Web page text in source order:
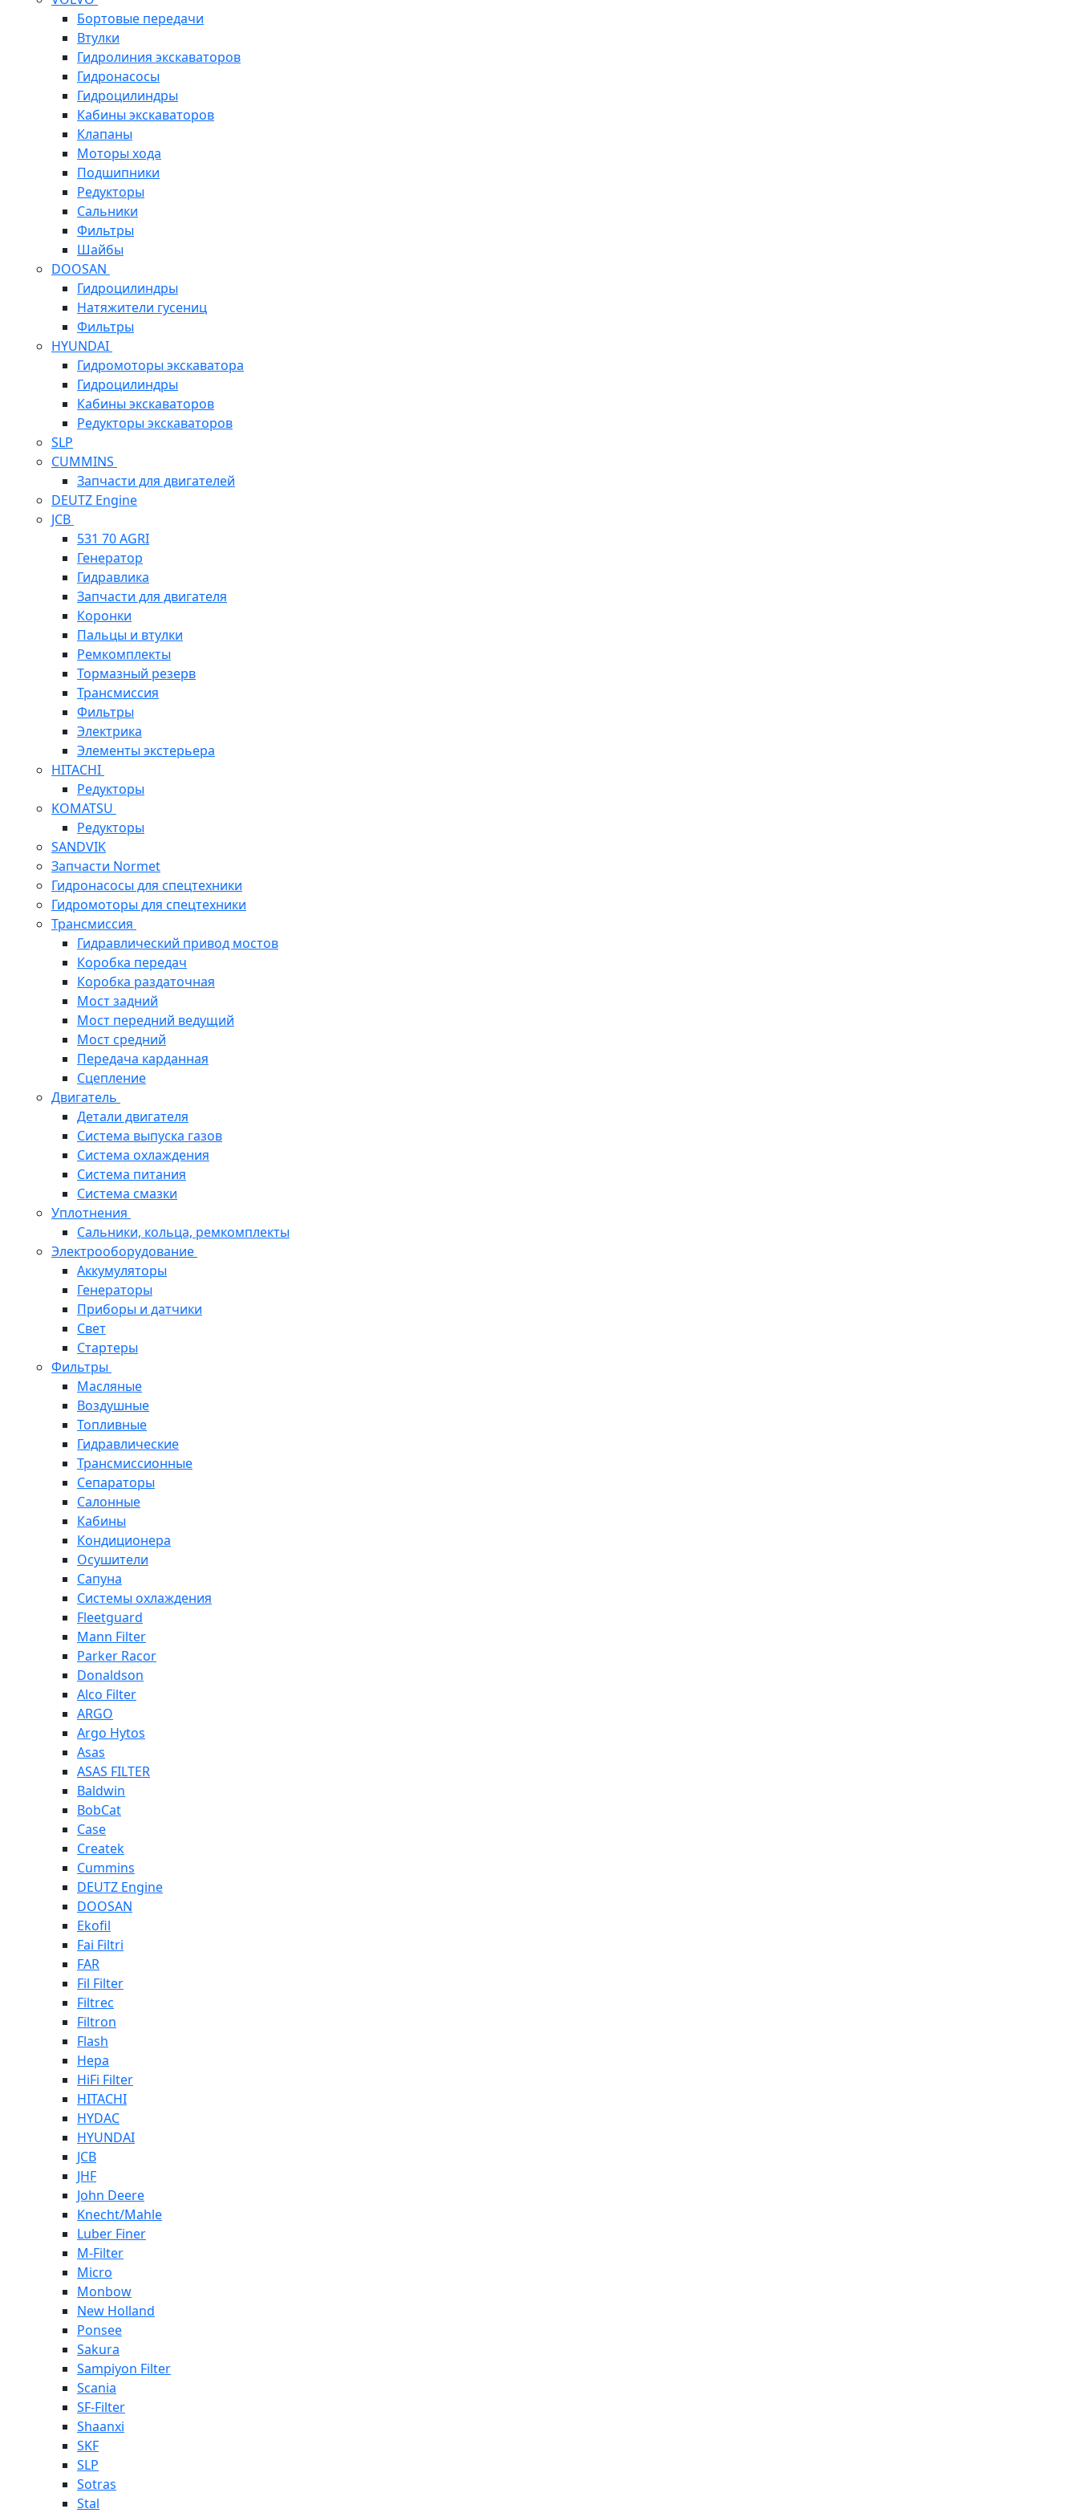
Бортовые передачи
Втулки
Гидролиния экскаваторов
Гидронасосы
Гидроцилиндры
Кабины экскаваторов
Клапаны
Моторы хода
Подшипники
Редукторы
Сальники
Фильтры
Шайбы
DOOSAN
Гидроцилиндры
Натяжители гусениц
Фильтры
HYUNDAI
Гидромоторы экскаватора
Гидроцилиндры
Кабины экскаваторов
Редукторы экскаваторов
SLP
CUMMINS
Запчасти для двигателей
DEUTZ Engine
JCB
531 70 AGRI
Генератор
Гидравлика
Запчасти для двигателя
Коронки
Пальцы и втулки
Ремкомплекты
Тормазный резерв
Трансмиссия
Фильтры
Электрика
Элементы экстерьера
HITACHI
Редукторы
KOMATSU
Редукторы
SANDVIK
Запчасти Normet
Гидронасосы для спецтехники
Гидромоторы для спецтехники
Трансмиссия
Гидравлический привод мостов
Коробка передач
Коробка раздаточная
Мост задний
Мост передний ведущий
Мост средний
Передача карданная
Сцепление
Двигатель
Детали двигателя
Система выпуска газов
Система охлаждения
Система питания
Система смазки
Уплотнения
Сальники, кольца, ремкомплекты
Электрооборудование
Аккумуляторы
Генераторы
Приборы и датчики
Свет
Стартеры
Фильтры
Масляные
Воздушные
Топливные
Гидравлические
Трансмиссионные
Сепараторы
Салонные
Кабины
Кондиционера
Осушители
Сапуна
Системы охлаждения
Fleetguard
Mann Filter
Parker Racor
Donaldson
Alco Filter
ARGO
Argo Hytos
Asas
ASAS FILTER
Baldwin
BobCat
Case
Createk
Cummins
DEUTZ Engine
DOOSAN
Ekofil
Fai Filtri
FAR
Fil Filter
Filtrec
Filtron
Flash
Hepa
HiFi Filter
HITACHI
HYDAC
HYUNDAI
JCB
JHF
John Deere
Knecht/Mahle
Luber Finer
M-Filter
Micro
Monbow
New Holland
Ponsee
Sakura
Sampiyon Filter
Scania
SF-Filter
Shaanxi
SKF
SLP
Sotras
Stal